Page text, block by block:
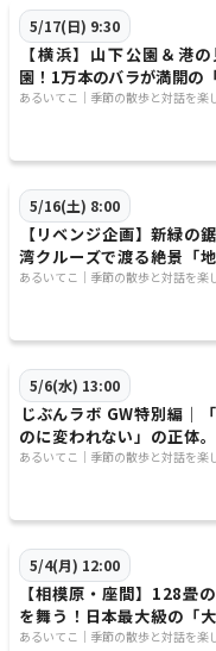
5/17(日) 9:30
【横浜】山下公園＆港
園！1万本のバラが満開の
ウィーク」巡り
あるいてこ｜季節の散歩と対話を楽
5/16(土) 8:00
【リベンジ企画】新緑の
湾クルーズで渡る絶景「
と房総・黄金のアジフライ
あるいてこ｜季節の散歩と対話を楽
5/6(水) 13:00
じぶんラボ GW特別編｜
のに変われない」の正体
心は、あなたを守っていた
あるいてこ｜季節の散歩と対話を楽
5/4(月) 12:00
【相模原・座間】128畳
を舞う！日本最大級の「
はしご散歩
あるいてこ｜季節の散歩と対話を楽